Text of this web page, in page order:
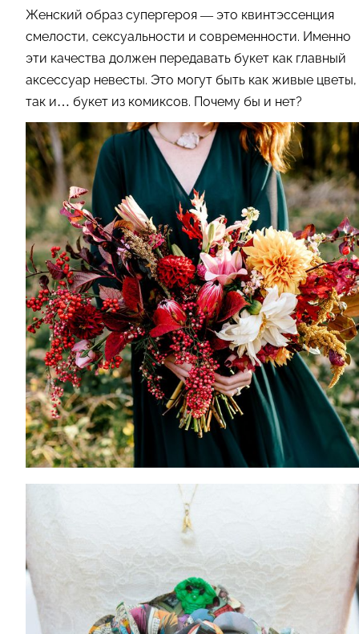
Женский образ супергероя — это квинтэссенция
смелости, сексуальности и современности. Именно
эти качества должен передавать букет как главный
аксессуар невесты. Это могут быть как живые цветы,
так и… букет из комиксов. Почему бы и нет?